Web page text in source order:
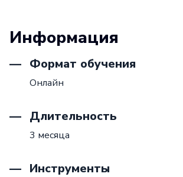
Информация
Формат обучения
Онлайн
Длительность
3 месяца
Инструменты